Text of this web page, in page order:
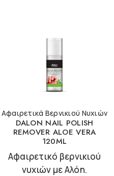
Αφαιρετικά Βερνικιού Νυχιών
DALON NAIL POLISH
REMOVER ALOE VERA
120ML
Αφαιρετικό βερνικιού
νυχιών με Αλόη.